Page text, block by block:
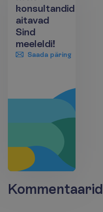
konsultandid
aitavad
Sind
meeleldi!
Saada päring
Kommentaarid